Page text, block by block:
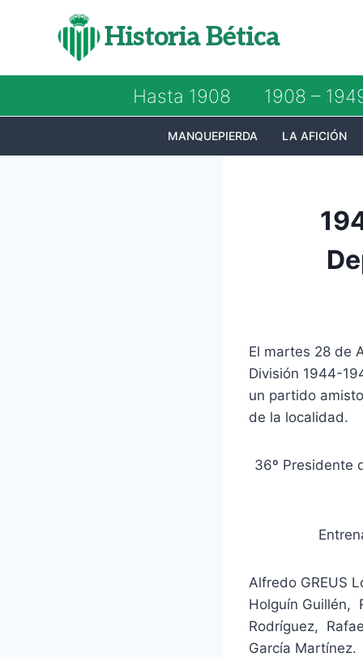
Historia Bética
Hasta 1908 1908 –
MANQUEPIERDA LA AFICIÓN
El martes 28 de
División 1944-
un partido
de la localidad.
36º Presidente
Alfredo GREUS
Holguín Guillén,
Rodríguez,
García Martínez.